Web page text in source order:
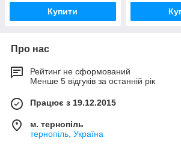
Купити
Про нас
Рейтинг не сформований
Менше 5 відгуків за останній рік
Працює з 19.12.2015
м. тернопіль
тернопіль, Україна